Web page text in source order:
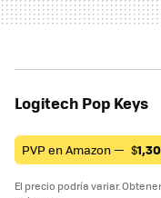
Logitech Pop Keys
PVP en Amazon — $
El precio podría variar.